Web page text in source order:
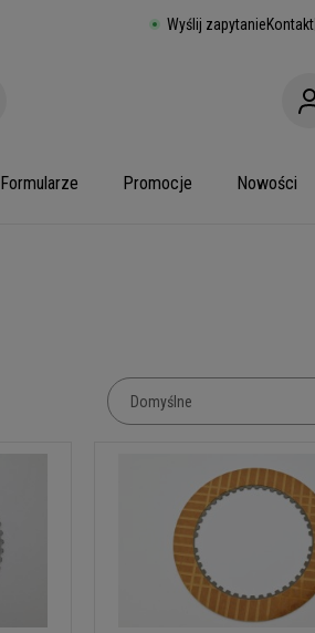
Wyślij zapytanieKontakt
Formularze Promocje Nowości